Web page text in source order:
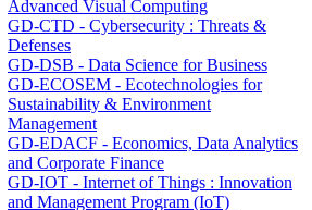
Advanced Visual Computing
GD-CTD - Cybersecurity : Threats &
Defenses
GD-DSB - Data Science for Business
GD-ECOSEM - Ecotechnologies for
Sustainability & Environment
Management
GD-EDACF - Economics, Data Analytics
and Corporate Finance
GD-IOT - Internet of Things : Innovation
and Management Program (IoT)